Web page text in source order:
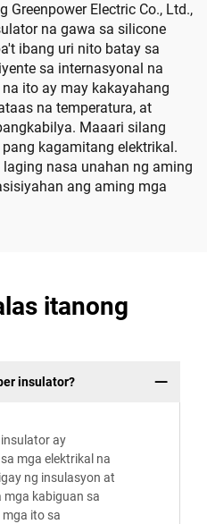
Greenpower Electric Co., Ltd.,
na gawa sa silicone
ibang uri nito batay sa
sa internasyonal na
ito ay may kakayahang
na temperatura, at
Maaari silang
kagamitang elektrikal.
nasa unahan ng aming
ang aming mga
itanong
insulator?
ay
mga elektrikal na
ng insulasyon at
kabiguan sa
ito sa